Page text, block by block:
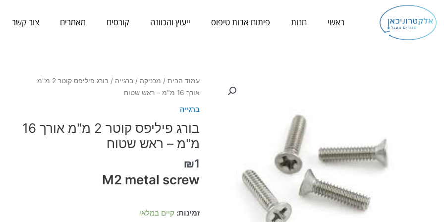
לתוכן
ראשי חנות פיתוח אבות טיפוס ייעוץ והכוונה קורסים מאמרים צור קשר
עמוד הבית/ מכניקה / ברגייה
/ בורג פיליפס קוטר 2 מ"מ
אורך 16 מ"מ – ראש שטוח
ברגייה
בורג פיליפס קוטר 2 מ"מ אורך 16
מ"מ – ראש שטוח
₪1
M2 metal screw
זמינות: קיים במלאי
כמות
של
קוטר
2
מ"מ
אורך
16
מ"מ
ראש